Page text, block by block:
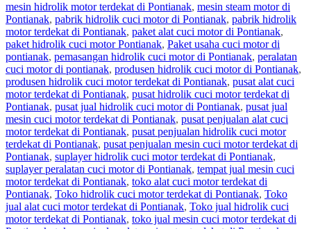
mesin hidrolik motor terdekat di Pontianak, mesin steam motor di
Pontianak, pabrik hidrolik cuci motor di Pontianak, pabrik hidrolik
motor terdekat di Pontianak, paket alat cuci motor di Pontianak,
paket hidrolik cuci motor Pontianak, Paket usaha cuci motor di
pontianak, pemasangan hidrolik cuci motor di Pontianak, peralatan
cuci motor di pontianak, produsen hidrolik cuci motor di Pontianak,
produsen hidrolik cuci motor terdekat di Pontianak, pusat alat cuci
motor terdekat di Pontianak, pusat hidrolik cuci motor terdekat di
Pontianak, pusat jual hidrolik cuci motor di Pontianak, pusat jual
mesin cuci motor terdekat di Pontianak, pusat penjualan alat cuci
motor terdekat di Pontianak, pusat penjualan hidrolik cuci motor
terdekat di Pontianak, pusat penjualan mesin cuci motor terdekat di
Pontianak, suplayer hidrolik cuci motor terdekat di Pontianak,
suplayer peralatan cuci motor di Pontianak, tempat jual mesin cuci
motor terdekat di Pontianak, toko alat cuci motor terdekat di
Pontianak, Toko hidrolik cuci motor terdekat di Pontianak, Toko
jual alat cuci motor terdekat di Pontianak, Toko jual hidrolik cuci
motor terdekat di Pontianak, toko jual mesin cuci motor terdekat di